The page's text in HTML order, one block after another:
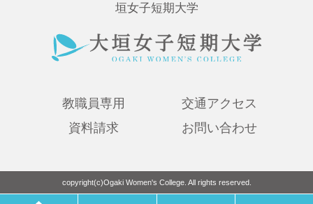
垣女子短期大学
教職員専用
交通アクセス
資料請求
お問い合わせ
copyright(c)Ogaki Women's College. All rights reserved.